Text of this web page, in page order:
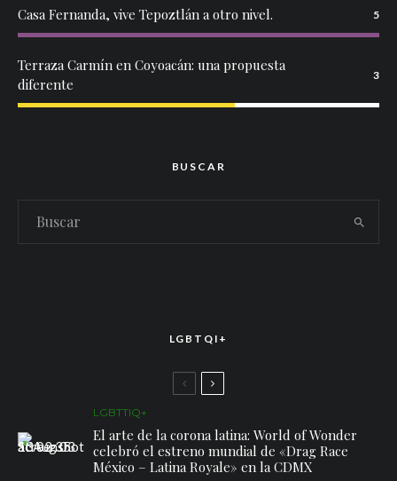
Casa Fernanda, vive Tepoztlán a otro nivel. 5
Terraza Carmín en Coyoacán: una propuesta
diferente
3
BUSCAR
LGBTQI+
LGBTTIQ+
El arte de la corona latina: World of Wonder
celebró el estreno mundial de «Drag Race
México – Latina Royale» en la CDMX